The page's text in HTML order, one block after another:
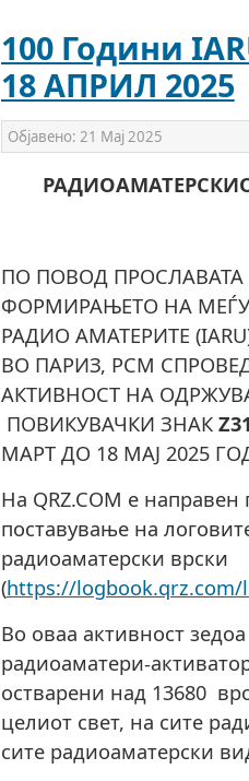
100 Години
18 АПРИЛ 2025
Објавено: 21 Мај 2025
ПО ПОВОД
ФОРМИРАЊЕТО НА
РАДИО АМАТЕРИТЕ
ВО ПАРИЗ, РСМ
АКТИВНОСТ НА
ПОВИКУВАЧКИ ЗНАК
МАРТ ДО 18 МАЈ 2025
На QRZ.COM е
поставување на
радиоаматерски врски
(https://logbook.qrz.com/
Во оваа активност
радиоаматери-
остварени над 13680
целиот свет, на сите
сите радиоаматерски